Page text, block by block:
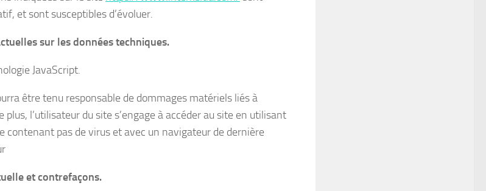
et sont susceptibles d’évoluer.
sur les données techniques.
JavaScript.
être tenu responsable de dommages matériels liés à
plus, l’utilisateur du site s’engage à accéder au site en utilisant
contenant pas de virus et avec un navigateur de dernière
et contrefaçons.